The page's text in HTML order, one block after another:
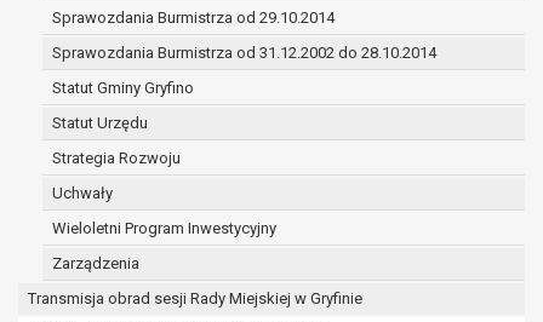
Sprawozdania Burmistrza od 29.10.2014
Sprawozdania Burmistrza od 31.12.2002 do 28.10.2014
Statut Gminy Gryfino
Statut Urzędu
Strategia Rozwoju
Uchwały
Wieloletni Program Inwestycyjny
Zarządzenia
Transmisja obrad sesji Rady Miejskiej w Gryfinie
sprawowania władzy publicznej
powierzonej administratorowi;
w pozostałych przypadkach dane osobowe
przetwarzane są wyłącznie na podstawie
wcześniej udzielonej zgody w zakresie i celu
określonym w treści zgody.
W związku z przetwarzaniem danych w celu
wskazanym w pkt. 3, dane osobowe mogą być
udostępniane innym upoważnionym odbiorcom lub
kategoriom odbiorców danych osobowych.
Odbiorcami mogą być:
podmioty, które przetwarzają dane